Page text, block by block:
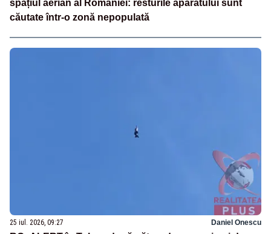
spațiul aerian al României: resturile aparatului sunt
căutate într-o zonă nepopulată
25 iul. 2026, 09:27 Daniel Onescu